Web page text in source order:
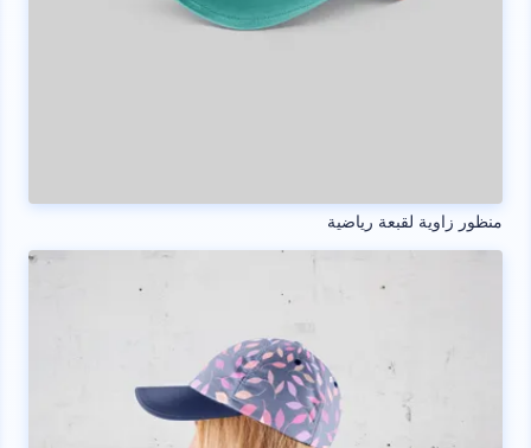
منظور زاوية لقبعة رياضية